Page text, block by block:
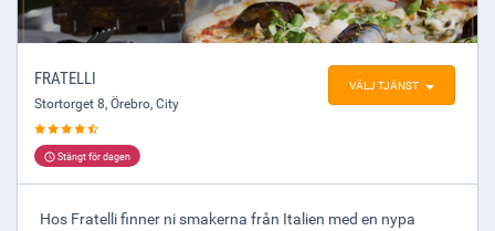
VÄLJ TJÄNST
FRATELLI
Stortorget 8, Örebro, City
Stängt för dagen
Hos Fratelli finner ni smakerna från Italien med en nypa